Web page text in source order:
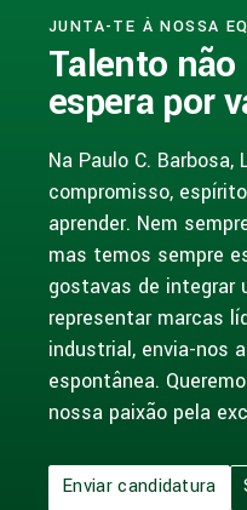
JUNTA-TE À NOSSA
Talento não
espera por
Na Paulo C. Barbosa,
compromisso,
aprender. Nem
mas temos sempre
gostavas de integrar
representar marcas
industrial, envia-nos
espontânea.
nossa paixão pela
Enviar candidatura